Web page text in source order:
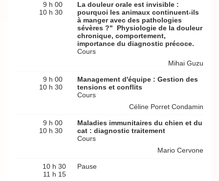
9 h 00
10 h 30
La douleur orale est invisible :
pourquoi les animaux continuent-ils
à manger avec des pathologies
sévères ?" Physiologie de la douleur
chronique, comportement,
importance du diagnostic précoce.
Cours
Mihai Guzu
9 h 00
10 h 30
Management d'équipe : Gestion des
tensions et conflits
Cours
Céline Porret Condamin
9 h 00
10 h 30
Maladies immunitaires du chien et du
cat : diagnostic traitement
Cours
Mario Cervone
10 h 30
11 h 15
Pause